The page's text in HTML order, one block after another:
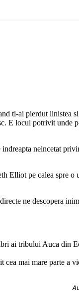
ti-ai pierdut linistea
E locul potrivit unde
neincetat
Elliot pe calea spre o
ne descopera
ai tribului Auca din
cea mai mare parte a